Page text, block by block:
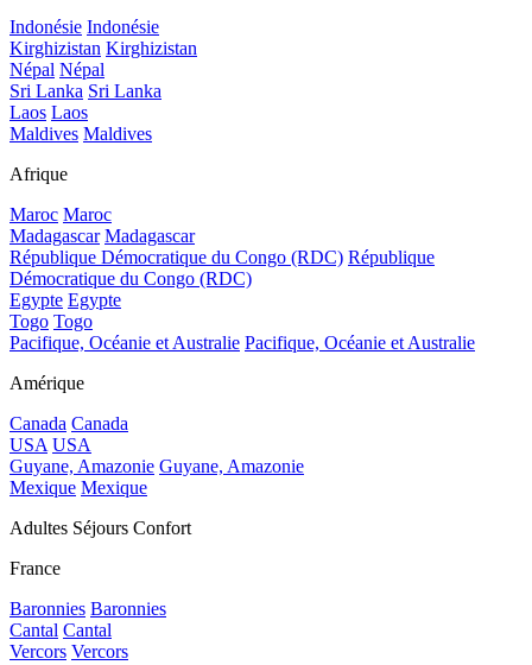
Indonésie Indonésie
Kirghizistan Kirghizistan
Népal Népal
Sri Lanka Sri Lanka
Laos Laos
Maldives Maldives
Afrique
Maroc Maroc
Madagascar Madagascar
République Démocratique du Congo (RDC) République
Démocratique du Congo (RDC)
Egypte Egypte
Togo Togo
Pacifique, Océanie et Australie Pacifique, Océanie et Australie
Amérique
Canada Canada
USA USA
Guyane, Amazonie Guyane, Amazonie
Mexique Mexique
Adultes Séjours Confort
France
Baronnies Baronnies
Cantal Cantal
Vercors Vercors